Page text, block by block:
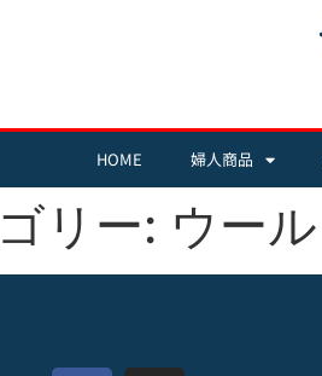
HOME 婦人商品
リー: ウール